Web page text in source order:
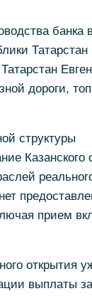
банка
Татарстан
дороги,
структуры
Казанского
прием
открытия
выплаты